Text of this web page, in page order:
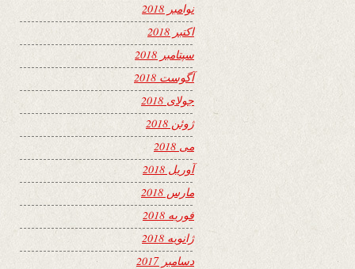
نوامبر 2018
اکتبر 2018
سپتامبر 2018
آگوست 2018
جولای 2018
ژوئن 2018
می 2018
آوریل 2018
مارس 2018
فوریه 2018
ژانویه 2018
دسامبر 2017